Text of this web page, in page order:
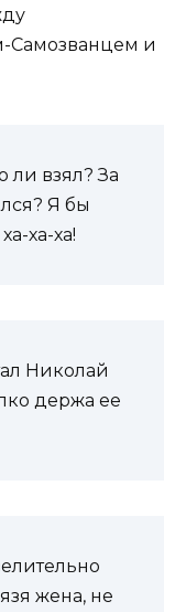
Самозванцем и
ли взял? За
Я бы
ха-ха!
Николай
держа ее
жена, не